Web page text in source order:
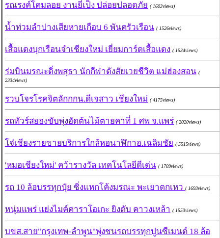
รณรงค์โคมลอย งานยี่เป็ง ปล่อยปลอดภัย ( 1603views)
น้ำท่วมลำปางเสียหายเกือบ 6 พันครัวเรือน ( 1526views)
เสื้อแดงบุกเรือนจำเชียงใหม่ เยี่ยมการ์ดเสื้อแดง ( 1534views)
ร่มบินมรณะดิ่งพสุธา นักกีฬาดังสัยเวยชีวิต แม่ฮ่องสอน (
2334views)
รวบโจรโรคจิตลักกกน.ดีเจสาว เชียงใหม่ ( 4175views)
รถทัวร์สยองขับพุ่งอัดต้นไม้ตายคาที่ 1 ศพ จ.แพร่ ( 2020views)
โจ๋เชียงรายขายบริการใกล้หอนาฬิกาอ.เฉลิมชัย ( 5515views)
'หมอเชียงใหม่' คว้ารางวัล เทคโนโลยีดีเด่น ( 1709views)
รถ 10 ล้อบรรทุกปุ๋ย ซิ่งแหกโค้งมรณะ พะเยาตกเหว ( 1693views)
หนุ่มแพร่ แย่งไมค์คาราโอเกะ ยิงดับ คาวงเหล้า ( 1553views)
บขส.สาย"กรุงเทพ-ลำพูน"พุ่งชนรถบรรทุกปูนซีเมนต์ 18 ล้อ